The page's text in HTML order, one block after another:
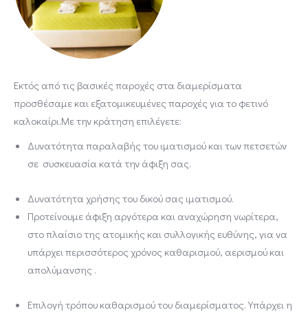
Εκτός από τις βασικές παροχές στα διαμερίσματα
προσθέσαμε και εξατομικευμένες παροχές για το φετινό
καλοκαίρι.Με την κράτηση επιλέγετε:
Δυνατότητα παραλαβής του ιματισμού και των πετσετών
σε συσκευασία κατά την άφιξη σας.
Δυνατότητα χρήσης του δικού σας ιματισμού.
Προτείνουμε άφιξη αργότερα και αναχώρηση νωρίτερα,
στο πλαίσιο της ατομικής και συλλογικής ευθύνης, για να
υπάρχει περισσότερος χρόνος καθαρισμού, αερισμού και
απολύμανσης .
Επιλογή τρόπου καθαρισμού του διαμερίσματος. Υπάρχει η